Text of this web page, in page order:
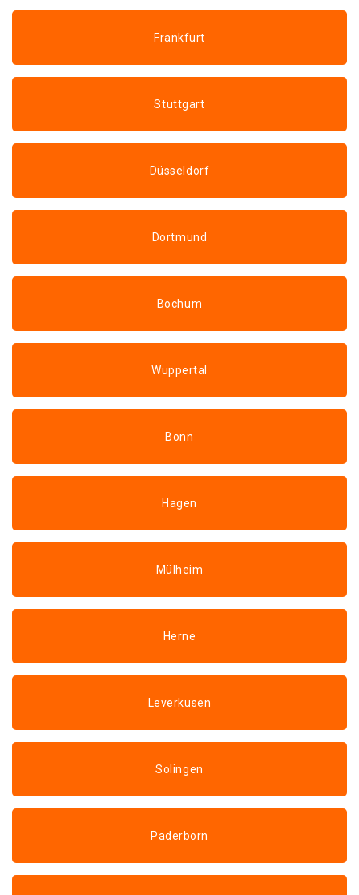
Frankfurt
Stuttgart
Düsseldorf
Dortmund
Bochum
Wuppertal
Bonn
Hagen
Mülheim
Herne
Leverkusen
Solingen
Paderborn